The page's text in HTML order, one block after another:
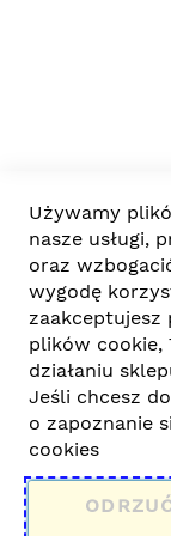
Odpoczynek
Dzieci w
Twój własny
Archive
December ,
July , 2023 (5)
April , 2024 (1)
Używamy
nasze usługi,
oraz
wygodę
zaakceptujesz
plików cookie,
działaniu
Jeśli chcesz
o zapoznanie
cookies